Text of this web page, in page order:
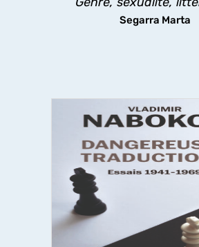
Segarra Marta
découvrir
Dangereuses
À partir de textes pour la
français, cet ouvrage présente
pratiques de la traduction de
évolution dans le temps